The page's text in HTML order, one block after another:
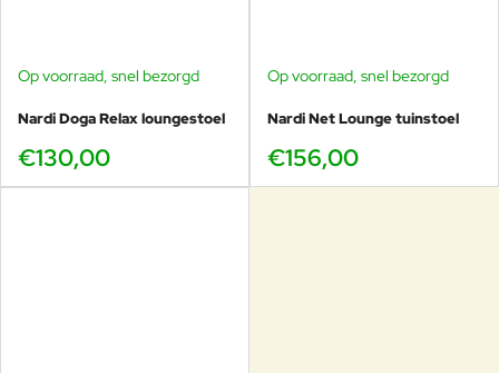
Op voorraad, snel bezorgd
Nardi Doga Relax loungestoel
€130,00
Op voorraad, snel bezorgd
Nardi Net Lounge tuinstoel
€156,00